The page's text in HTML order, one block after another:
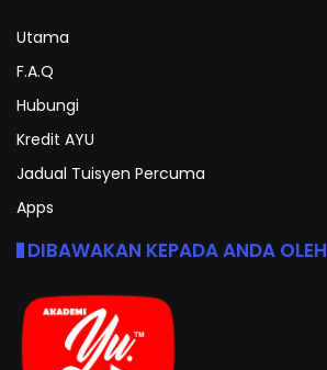
Utama
F.A.Q
Hubungi
Kredit AYU
Jadual Tuisyen Percuma
Apps
DIBAWAKAN KEPADA ANDA OLEH